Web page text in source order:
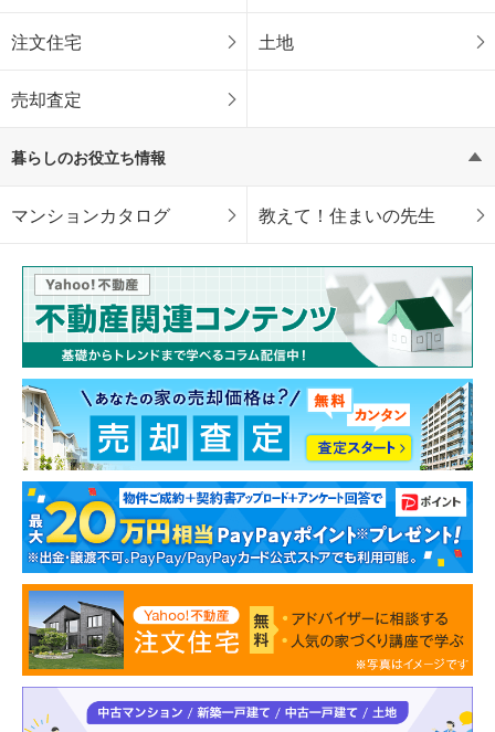
注文住宅 土地
売却査定
暮らしのお役立ち情報
マンションカタログ 教えて！住まいの先生